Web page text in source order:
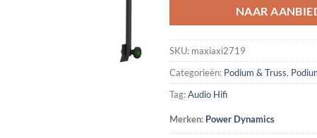
NAAR
SKU: maxiaxi2719
Categorieën: Podium & Truss,
Tag:Audio Hifi
Merken: Power Dynamics